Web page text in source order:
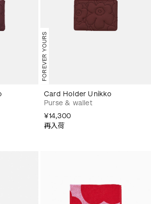
FOREVER YOURS
Card Holder Unikko
Purse & wallet
¥14,300
再入荷